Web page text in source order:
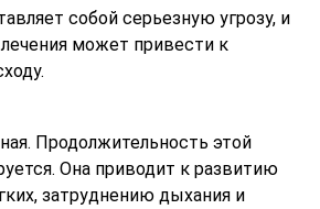
собой серьезную угрозу, и
может привести к
Продолжительность этой
Она приводит к развитию
затруднению дыхания и